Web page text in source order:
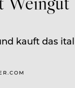
kauft das